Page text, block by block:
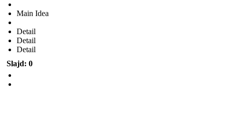
Main Idea
Detail
Detail
Detail
Slajd: 0